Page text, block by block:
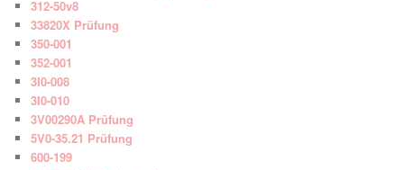
312-50v8
33820X Prüfung
350-001
352-001
3I0-008
3I0-010
3V00290A Prüfung
5V0-35.21 Prüfung
600-199